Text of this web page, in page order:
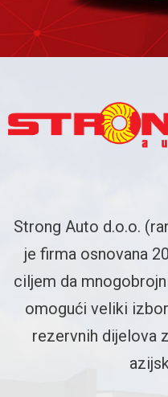
Strong Auto d.o.o.
je firma osnovana
ciljem da
omogući veliki
rezervnih dijelova